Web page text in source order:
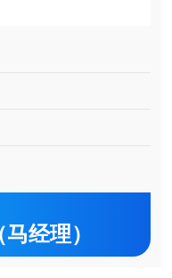
经理）